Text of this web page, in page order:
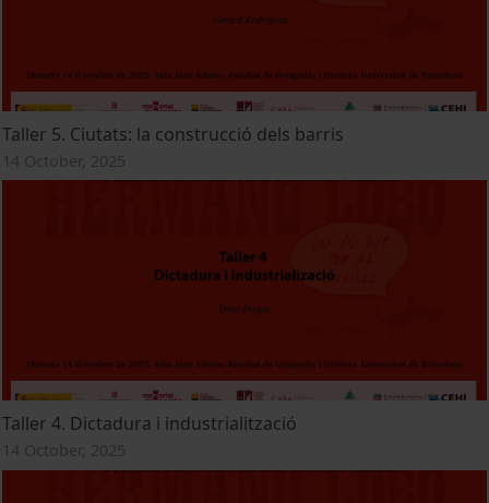
Taller 5. Ciutats: la construcció dels barris
14 October, 2025
Taller 4. Dictadura i industrialització
14 October, 2025